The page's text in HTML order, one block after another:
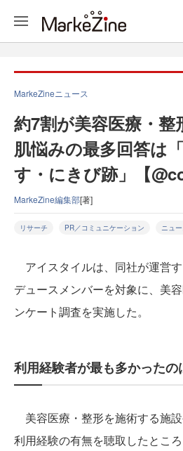
MarkeZineニュース
約7割が美容医療・整
肌悩みの最多回答は
す・にきび跡」【
MarkeZine編集部[著]
リサーチ PR／コミュニケーション ニュ
アイスタイルは、同社が運営
デュースメンバーを対象に、美
ンケート調査を実施した。
利用経験者が最も多かったの
美容医療・整形を施術する施設
利用経験の有無を聴取したとこ